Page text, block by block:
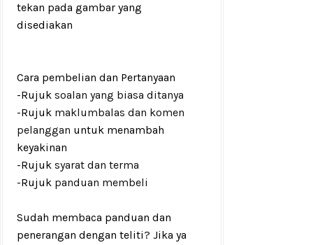
tekan pada gambar yang
disediakan
Cara pembelian dan Pertanyaan
-Rujuk soalan yang biasa ditanya
-Rujuk maklumbalas dan komen
pelanggan untuk menambah
keyakinan
-Rujuk syarat dan terma
-Rujuk panduan membeli
Sudah membaca panduan dan
penerangan dengan teliti? Jika ya